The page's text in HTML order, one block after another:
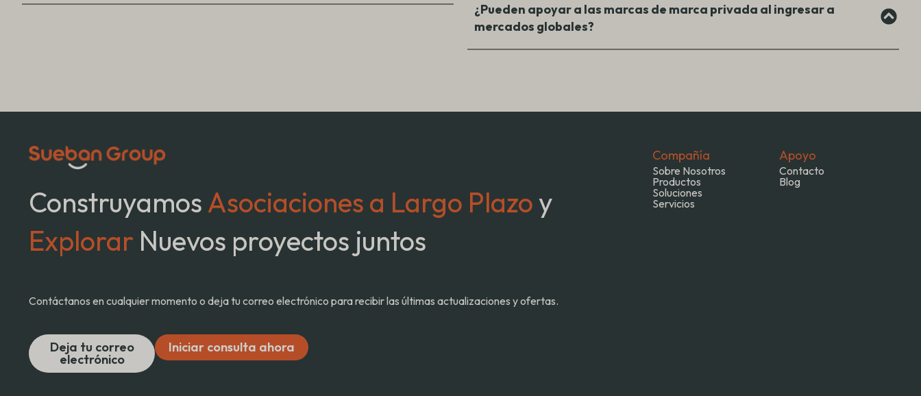
¿Pueden apoyar a las marcas de marca privada al ingresar a
mercados globales?
ConstruyamosAsociaciones a Largo Plazoy
Explorar Nuevos proyectos juntos
Contáctanos en cualquier momento o deja tu correo electrónico para recibir las últimas actualizaciones y ofertas.
Deja tu correo
electrónico
Iniciar consulta ahora
Compañía
Sobre Nosotros
Productos
Soluciones
Servicios
Apoyo
Contacto
Blog